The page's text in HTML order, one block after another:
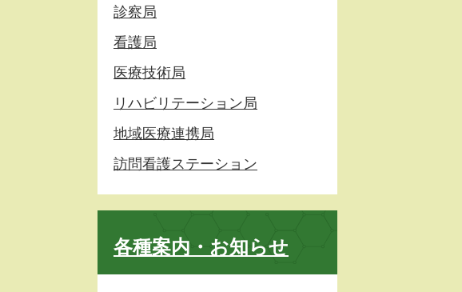
診察局
看護局
医療技術局
リハビリテーション局
地域医療連携局
訪問看護ステーション
各種案内・お知らせ